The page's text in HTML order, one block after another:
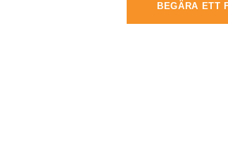
BEGÄRA ETT